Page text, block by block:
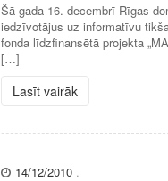
Šā gada 16. decembrī Rīgas
iedzīvotājus uz informatīvu
fonda līdzfinansētā projekta
[…]
Lasīt vairāk
14/12/2010 .